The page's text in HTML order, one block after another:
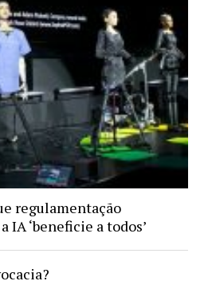
regulamentação
IA ‘beneficie a todos’